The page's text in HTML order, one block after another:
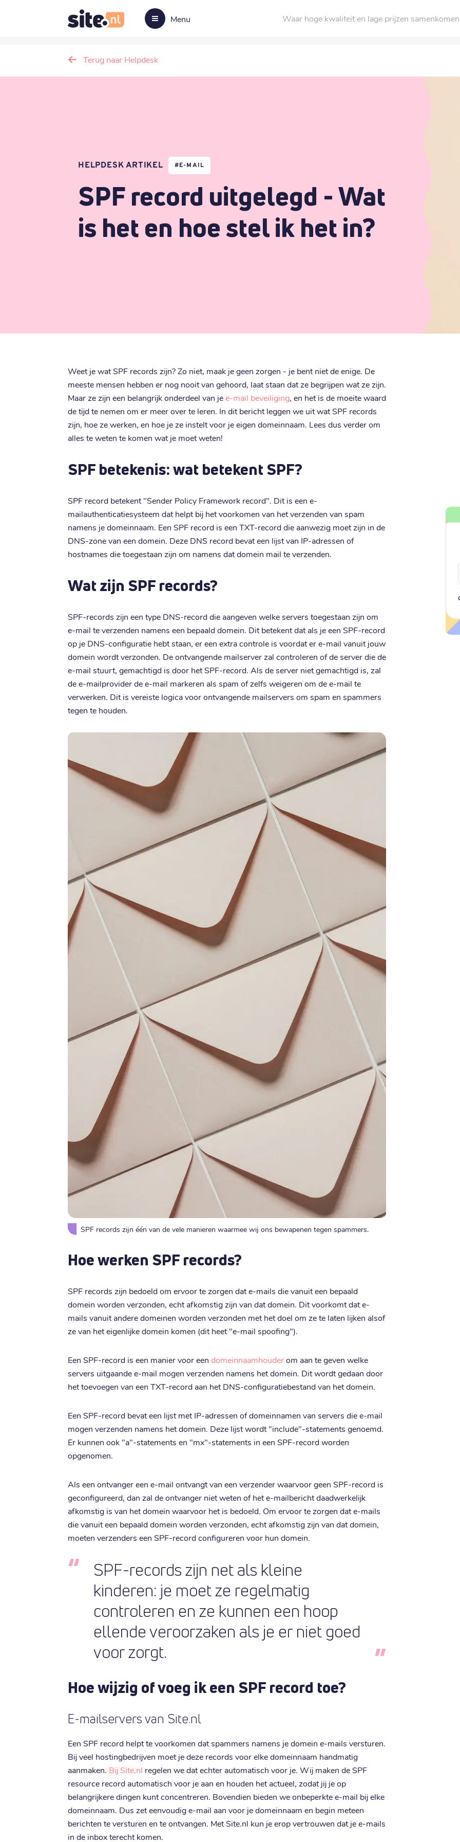
Menu Waar hoge kwaliteit en lage prijzen samenkomen
Terug naar Helpdesk
HELPDESK ARTIKEL #E-MAIL
SPF record uitgelegd - Wat
is het en hoe stel ik het in?
Weet je wat SPF records zijn? Zo niet, maak je geen zorgen - je bent niet de enige. De
meeste mensen hebben er nog nooit van gehoord, laat staan dat ze begrijpen wat ze zijn.
Maar ze zijn een belangrijk onderdeel van jee-mail beveiliging, en het is de moeite waard
de tijd te nemen om er meer over te leren. In dit bericht leggen we uit wat SPF records
zijn, hoe ze werken, en hoe je ze instelt voor je eigen domeinnaam. Lees dus verder om
alles te weten te komen wat je moet weten!
SPF betekenis: wat betekent SPF?
SPF record betekent "Sender Policy Framework record". Dit is een e-
mailauthenticatiesysteem dat helpt bij het voorkomen van het verzenden van spam
namens je domeinnaam. Een SPF record is een TXT-record die aanwezig moet zijn in de
DNS-zone van een domein. Deze DNS record bevat een lijst van IP-adressen of
hostnames die toegestaan ​​zijn om namens dat domein mail te verzenden.
Wat zijn SPF records?
SPF-records zijn een type DNS-record die aangeven welke servers toegestaan zijn om
e-mail te verzenden namens een bepaald domein. Dit betekent dat als je een SPF-record
op je DNS-configuratie hebt staan, er een extra controle is voordat er e-mail vanuit jouw
domein wordt verzonden. De ontvangende mailserver zal controleren of de server die de
e-mail stuurt, gemachtigd is door het SPF-record. Als de server niet gemachtigd is, zal
de e-mailprovider de e-mail markeren als spam of zelfs weigeren om de e-mail te
verwerken. Dit is vereiste logica voor ontvangende mailservers om spam en spammers
tegen te houden.
SPF records zijn één van de vele manieren waarmee wij ons bewapenen tegen spammers.
Hoe werken SPF records?
SPF records zijn bedoeld om ervoor te zorgen dat e-mails die vanuit een bepaald
domein worden verzonden, echt afkomstig zijn van dat domein. Dit voorkomt dat e-
mails vanuit andere domeinen worden verzonden met het doel om ze te laten lijken alsof
ze van het eigenlijke domein komen (dit heet "e-mail spoofing").
Een SPF-record is een manier voor een domeinnaamhouderom aan te geven welke
servers uitgaande e-mail mogen verzenden namens het domein. Dit wordt gedaan door
het toevoegen van een TXT-record aan het DNS-configuratiebestand van het domein.
Een SPF-record bevat een lijst met IP-adressen of domeinnamen van servers die e-mail
mogen verzenden namens het domein. Deze lijst wordt "include"-statements genoemd.
Er kunnen ook "a"-statements en "mx"-statements in een SPF-record worden
opgenomen.
Als een ontvanger een e-mail ontvangt van een verzender waarvoor geen SPF-record is
geconfigureerd, dan zal de ontvanger niet weten of het e-mailbericht daadwerkelijk
afkomstig is van het domein waarvoor het is bedoeld. Om ervoor te zorgen dat e-mails
die vanuit een bepaald domein worden verzonden, echt afkomstig zijn van dat domein,
moeten verzenders een SPF-record configureren voor hun domein.
SPF-records zijn net als kleine
kinderen: je moet ze regelmatig
controleren en ze kunnen een hoop
ellende veroorzaken als je er niet goed
voor zorgt.
Hoe wijzig of voeg ik een SPF record toe?
E-mailservers van Site.nl
Een SPF record helpt te voorkomen dat spammers namens je domein e-mails versturen.
Bij veel hostingbedrijven moet je deze records voor elke domeinnaam handmatig
aanmaken. Bij Site.nl regelen we dat echter automatisch voor je. Wij maken de SPF
resource record automatisch voor je aan en houden het actueel, zodat jij je op
belangrijkere dingen kunt concentreren. Bovendien bieden we onbeperkte e-mail bij elke
domeinnaam. Dus zet eenvoudig e-mail aan voor je domeinnaam en begin meteen
berichten te versturen en te ontvangen. Met Site.nl kun je erop vertrouwen dat je e-mails
in de inbox terecht komen.